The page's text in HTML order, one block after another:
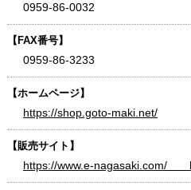
0959-86-0032
【FAX番号】
0959-86-3233
【ホームページ】
https://shop.goto-maki.net/
【販売サイト】
https://www.e-